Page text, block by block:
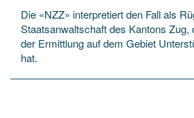
Die «NZZ» interpretiert den Fall als
Staatsanwaltschaft des Kantons Zug,
der Ermittlung auf dem Gebiet
hat.